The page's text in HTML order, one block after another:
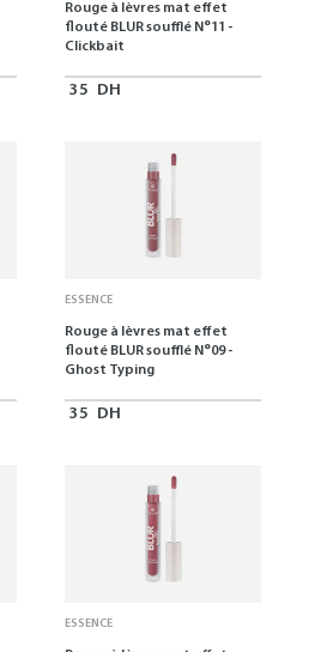
Rouge à lèvres mat effet
flouté BLUR soufflé N°11 -
Clickbait
35 DH
ESSENCE
Rouge à lèvres mat effet
flouté BLUR soufflé N°09 -
Ghost Typing
35 DH
ESSENCE